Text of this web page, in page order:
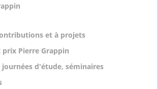
et à projets
prix Pierre Grappin
journées d'étude, séminaires